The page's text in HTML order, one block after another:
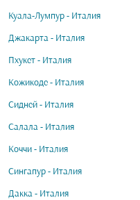
Куала-Лумпур - Италия
Джакарта - Италия
Пхукет - Италия
Кожикоде - Италия
Сидней - Италия
Салала - Италия
Коччи - Италия
Сингапур - Италия
Дакка - Италия